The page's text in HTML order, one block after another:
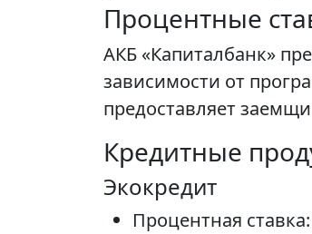
Процентные
АКБ «Капиталбанк»
зависимости от
предоставляет
Кредитные
Экокредит
Процентная